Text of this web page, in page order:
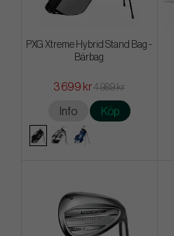
PXG Xtreme Hybrid Stand Bag -
Bärbag
3 699 kr4 989 kr
Info Köp